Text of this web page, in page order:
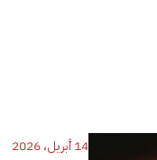
14 أبريل، 2026